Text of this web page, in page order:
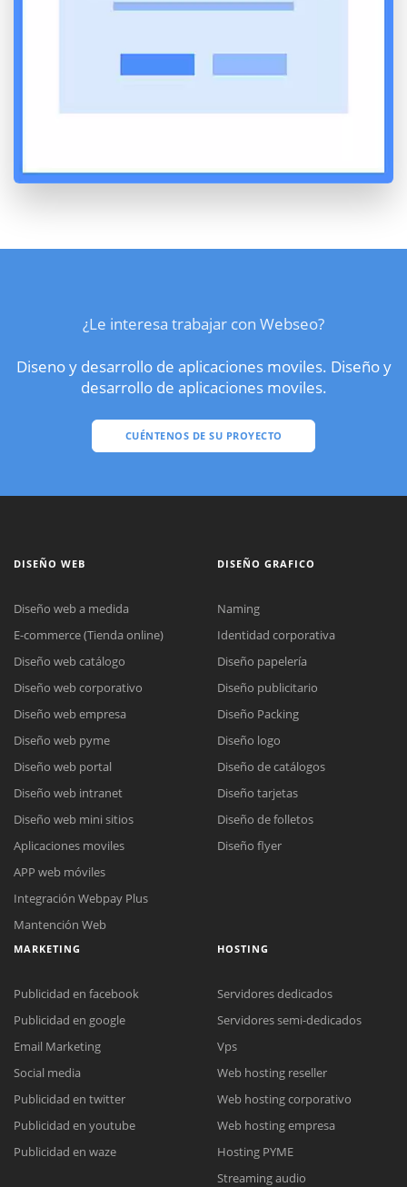
¿Le interesa trabajar con Webseo?
Diseno y desarrollo de aplicaciones moviles. Diseño y
desarrollo de aplicaciones moviles.
CUÉNTENOS DE SU PROYECTO
Reunión online
Nuestros ejecutivos le enviarán un correo electrónico con el enlace a
Meet para la reunión online.
Cotización
Todos nuestros ejecutivos están fuera de línea. Complete el formulario
DISEÑO WEB
Diseño web a medida
E-commerce (Tienda online)
Diseño web catálogo
Diseño web corporativo
Diseño web empresa
Diseño web pyme
Diseño web portal
Diseño web intranet
Diseño web mini sitios
Aplicaciones moviles
APP web móviles
Integración Webpay Plus
Mantención Web
DISEÑO GRAFICO
Naming
Identidad corporativa
Diseño papelería
Diseño publicitario
Diseño Packing
Diseño logo
Diseño de catálogos
Diseño tarjetas
Diseño de folletos
Diseño flyer
MARKETING
Publicidad en facebook
Publicidad en google
Email Marketing
Social media
Publicidad en twitter
Publicidad en youtube
Publicidad en waze
HOSTING
Servidores dedicados
Servidores semi-dedicados
Vps
Web hosting reseller
Web hosting corporativo
Web hosting empresa
Hosting PYME
Streaming audio